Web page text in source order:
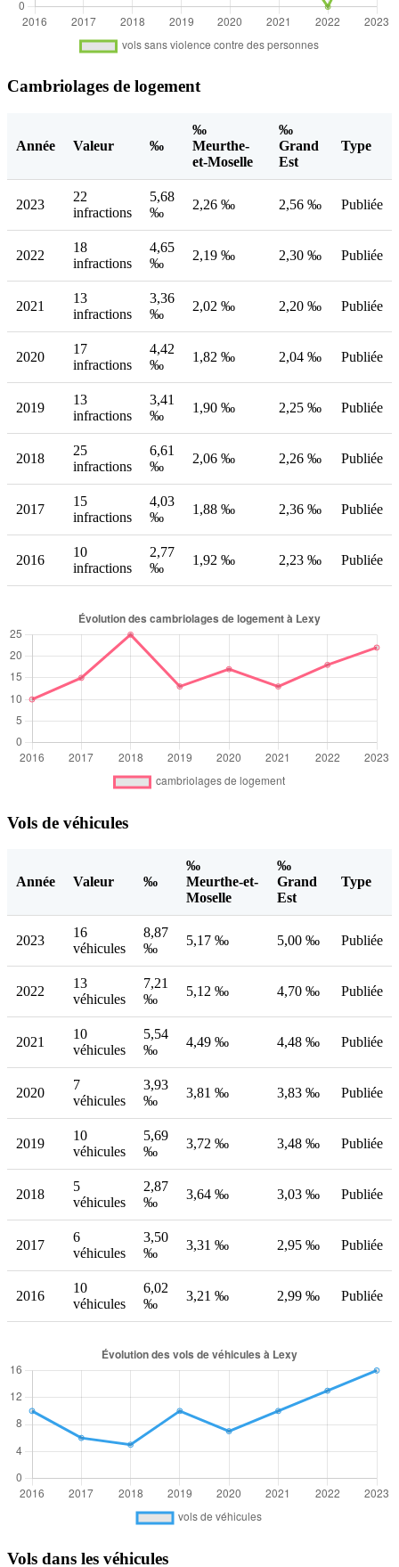
Cambriolages de logement
Année Valeur ‰
‰
Meurthe-
et-Moselle
‰
Grand
Est
Type
2023
22
infractions
5,68
‰
2,26 ‰ 2,56 ‰ Publiée
2022
18
infractions
4,65
‰
2,19 ‰ 2,30 ‰ Publiée
2021
13
infractions
3,36
‰
2,02 ‰ 2,20 ‰ Publiée
2020
17
infractions
4,42
‰
1,82 ‰ 2,04 ‰ Publiée
2019
13
infractions
3,41
‰
1,90 ‰ 2,25 ‰ Publiée
2018
25
infractions
6,61
‰
2,06 ‰ 2,26 ‰ Publiée
2017
15
infractions
4,03
‰
1,88 ‰ 2,36 ‰ Publiée
2016
10
infractions
2,77
‰
1,92 ‰ 2,23 ‰ Publiée
Vols de véhicules
Année Valeur ‰
‰
Meurthe-et-
Moselle
‰
Grand
Est
Type
2023
16
véhicules
8,87
‰
5,17 ‰ 5,00 ‰ Publiée
2022
13
véhicules
7,21
‰
5,12 ‰ 4,70 ‰ Publiée
2021
10
véhicules
5,54
‰
4,49 ‰ 4,48 ‰ Publiée
2020
7
véhicules
3,93
‰
3,81 ‰ 3,83 ‰ Publiée
2019
10
véhicules
5,69
‰
3,72 ‰ 3,48 ‰ Publiée
2018
5
véhicules
2,87
‰
3,64 ‰ 3,03 ‰ Publiée
2017
6
véhicules
3,50
‰
3,31 ‰ 2,95 ‰ Publiée
2016
10
véhicules
6,02
‰
3,21 ‰ 2,99 ‰ Publiée
Vols dans les véhicules